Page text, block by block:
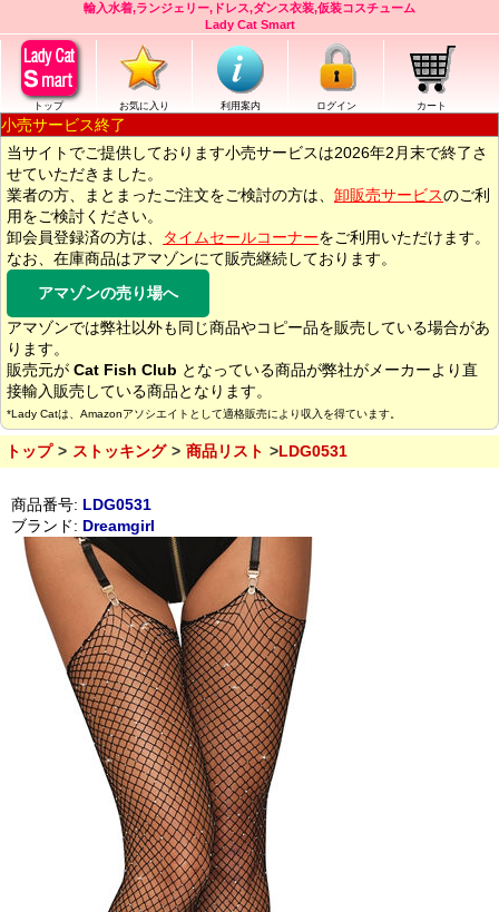
輸入水着,ランジェリー,ドレス,ダンス衣装,仮装コスチューム
Lady Cat Smart
トップ お気に入り 利用案内 ログイン カート
小売サービス終了
当サイトでご提供しております小売サービスは2026年2月末で終了さ
せていただきました。
業者の方、まとまったご注文をご検討の方は、 卸販売サービスのご利
用をご検討ください。
卸会員登録済の方は、
タイムセールコーナーをご利用いただけます。
なお、在庫商品はアマゾンにて販売継続しております。
アマゾンの売り場へ
アマゾンでは弊社以外も同じ商品やコピー品を販売している場合があ
ります。
販売元が Cat Fish Club となっている商品が弊社がメーカーより直
接輸入販売している商品となります。
*Lady Catは、Amazonアソシエイトとして適格販売により収入を得ています。
トップ ストッキング 商品リスト LDG0531
商品番号: LDG0531
ブランド: Dreamgirl